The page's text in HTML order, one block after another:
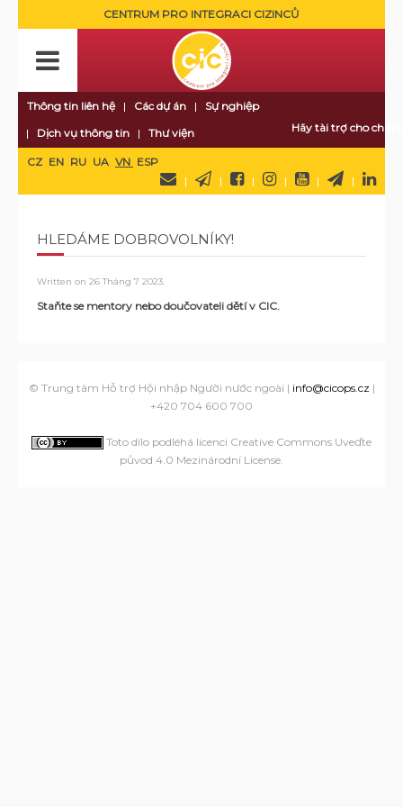
CENTRUM PRO INTEGRACI CIZINCŮ
Thông tin liên hệ Các dự án
Sự nghiệp
Dịch vụ thông tin
Thư viện Hãy tài trợ cho
CZ EN RU UA VN ESP
HLEDÁME DOBROVOLNÍKY!
Written on 26 Tháng 7 2023.
Staňte se mentory nebo doučovateli dětí v CIC.
© Trung tâm Hỗ trợ Hội nhập Người nước ngoài | info@cicops.cz |
+420 704 600 700
Toto dílo podléhá licenci Creative Commons Uveďte
původ 4.0 Mezinárodní License.